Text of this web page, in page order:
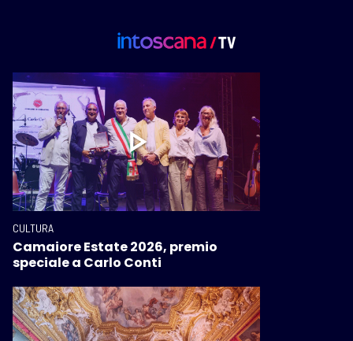
CULTURA
Camaiore Estate 2026, premio
speciale a Carlo Conti